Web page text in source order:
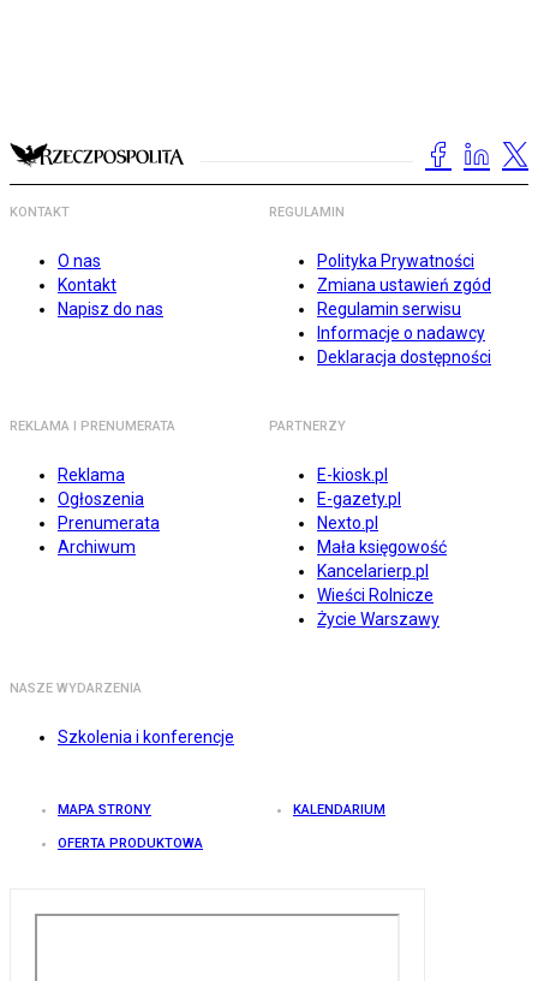
KONTAKT
O nas
Kontakt
Napisz do nas
REGULAMIN
Polityka Prywatności
Zmiana ustawień zgód
Regulamin serwisu
Informacje o nadawcy
Deklaracja dostępności
REKLAMA I PRENUMERATA
Reklama
Ogłoszenia
Prenumerata
Archiwum
PARTNERZY
E-kiosk.pl
E-gazety.pl
Nexto.pl
Mała księgowość
Kancelarierp.pl
Wieści Rolnicze
Życie Warszawy
NASZE WYDARZENIA
Szkolenia i konferencje
MAPA STRONY KALENDARIUM
OFERTA PRODUKTOWA